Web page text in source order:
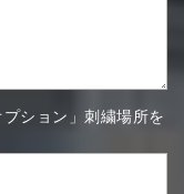
ション」刺繍場所を